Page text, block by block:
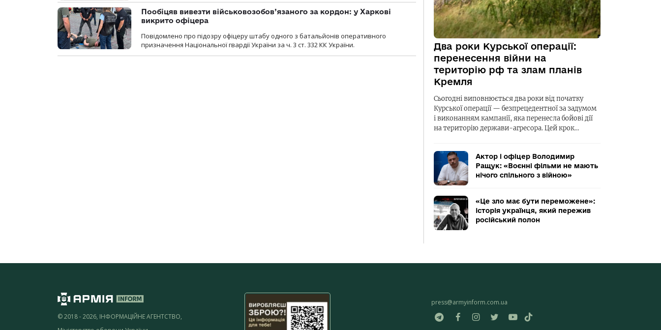
Пообіцяв вивезти військовозобов’язаного за кордон: у Харкові
викрито офіцера
Повідомлено про підозру офіцеру штабу одного з батальйонів оперативного
призначення Національної гвардії України за ч. 3 ст. 332 КК України.
Два роки Курської операції:
перенесення війни на
територію рф та злам планів
Кремля
Сьогодні виповнюється два роки від початку
Курської операції — безпрецедентної за задумом
і виконанням кампанії, яка перенесла бойові дії
на територію держави-агресора. Цей крок…
Актор і офіцер Володимир
Ращук: «Воєнні фільми не мають
нічого спільного з війною»
«Це зло має бути переможене»:
історія українця, який пережив
російський полон
© 2018 - 2026, ІНФОРМАЦІЙНЕ АГЕНТСТВО,
press@armyinform.com.ua